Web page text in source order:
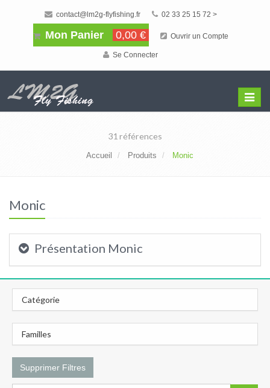
contact@lm2g-flyfishing.fr 02 33 25 15 72 >
Mon Panier 0,00 € Ouvrir un Compte
Se Connecter
Menu
31 références
Accueil Produits Monic
Monic
Présentation Monic
Catégorie
Familles
Supprimer Filtres